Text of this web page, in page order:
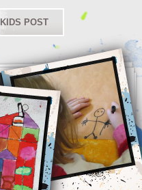
KIDS POST